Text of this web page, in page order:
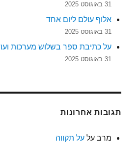
31 באוגוסט 2025
אלוף עולם ליום אחד
31 באוגוסט 2025
על כתיבת ספר בשלוש מערכות
31 באוגוסט 2025
תגובות אחרונות
מרב עלעל תקווה